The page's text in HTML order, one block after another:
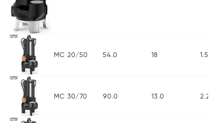
MC 20/50 54.0 18 1.5
MC 30/70 90.0 13.0 2.2